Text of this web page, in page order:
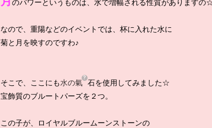
のパワーというものは、水で増幅される性質がありますの
なので、重陽などのイベントでは、杯に入れた水に
菊と月を映すのですわ♪
そこで、ここにも水の氣 石を使用してみました☆
宝飾質のブルートパーズを２つ。
この子が、ロイヤルブルームーンストーンの